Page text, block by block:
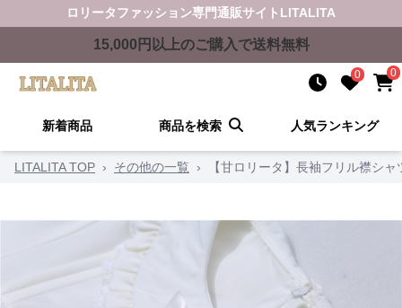
ロリータファッション専門通販サイト LITALITA
15,000 円以上のご購入で送料無料
0 0
新着商品 商品を検索 人気ランキング
LITALITA TOP › その他の一覧 › 【甘ロリータ】長袖フリル襟シャ